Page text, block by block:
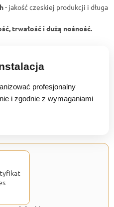
- jakość czeskiej produkcji i długa
trwałość i dużą nośność.
profesjonalny
i zgodnie z wymaganiami